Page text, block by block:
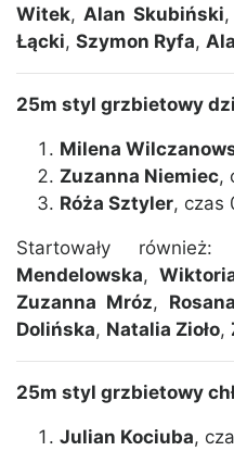
Witek, Alan Skubiński,
Łącki, Szymon Ryfa,
25m styl grzbietowy
Milena
Zuzanna Niemiec,
Róża Sztyler, czas
Startowały również:
Mendelowska,
Zuzanna Mróz,
Dolińska, Natalia Zioło,
25m styl grzbietowy
Julian Kociuba,